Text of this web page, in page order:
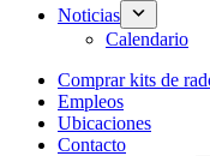
Noticias
Calendario
Comprar kits de
Empleos
Ubicaciones
Contacto